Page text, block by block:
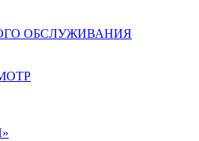
ОБСЛУЖИВАНИЯ